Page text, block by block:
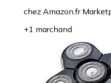
chez Amazon.fr
+1 marchand